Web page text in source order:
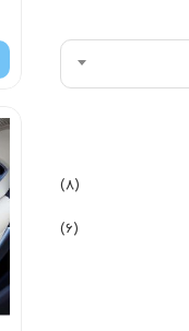
(8)
(6)